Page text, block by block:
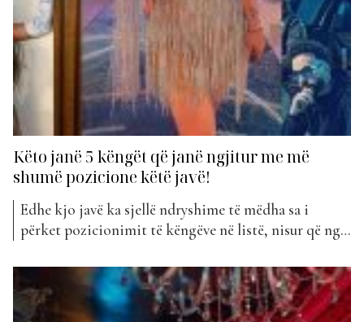
Këto janë 5 këngët që janë ngjitur me më
shumë pozicione këtë javë!
Edhe kjo javë ka sjellë ndryshime të mëdha sa i
përket pozicionimit të këngëve në listë, nisur që nga
marrë një mbështetje të madhe nga fansat, votat e të
cilëve i kanë ngjitur sa më në majë të listës.
Bashkëpunimi mjaft i...